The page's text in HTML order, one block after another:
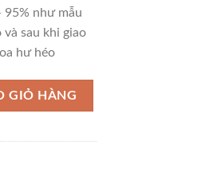
95% như mẫu
sau khi giao
hư héo
GIỎ HÀNG